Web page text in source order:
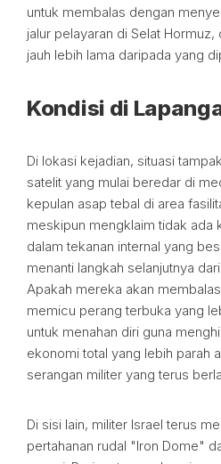
untuk membalas dengan
jalur pelayaran di Selat
jauh lebih lama daripada yang
Kondisi di
Di lokasi kejadian, situasi
satelit yang mulai beredar di
kepulan asap tebal di area
meskipun mengklaim tidak ada
dalam tekanan internal yang
menanti langkah selanjutnya
Apakah mereka akan
memicu perang terbuka yang
untuk menahan diri guna
ekonomi total yang lebih parah
serangan militer yang terus
Di sisi lain, militer Israel terus
pertahanan rudal "Iron Dome"